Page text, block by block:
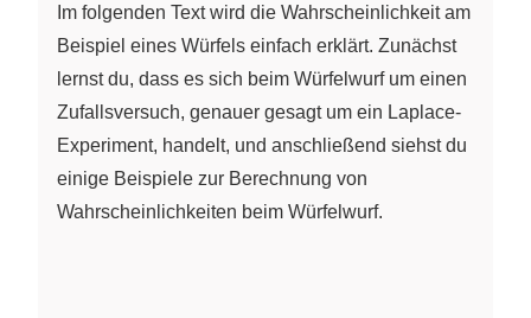
Im folgenden Text wird die Wahrscheinlichkeit am
Beispiel eines Würfels einfach erklärt. Zunächst
lernst du, dass es sich beim Würfelwurf um einen
Zufallsversuch, genauer gesagt um ein Laplace-
Experiment, handelt, und anschließend siehst du
einige Beispiele zur Berechnung von
Wahrscheinlichkeiten beim Würfelwurf.